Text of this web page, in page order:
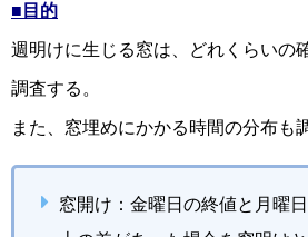
■目的
週明けに生じる窓は、どれくらいの
調査する。
また、窓埋めにかかる時間の分布も
窓開け：金曜日の終値と月曜